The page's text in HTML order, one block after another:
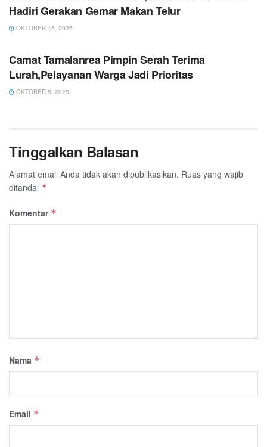
Hadiri Gerakan Gemar Makan Telur
OKTOBER 15, 2025
Camat Tamalanrea Pimpin Serah Terima
Lurah,Pelayanan Warga Jadi Prioritas
OKTOBER 5, 2025
Tinggalkan Balasan
Alamat email Anda tidak akan dipublikasikan. Ruas yang wajib
ditandai *
Komentar *
Nama *
Email *